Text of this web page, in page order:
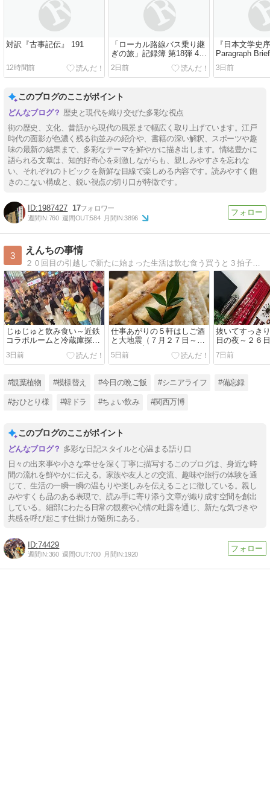
対訳『古事記伝』 191
12時間前
「ローカル路線バス乗り継
ぎの旅」記録簿 第18弾 4日
2日前
『日本文学史
Paragraph
の反応」②
3日前
このブログのここがポイント
歴史と現代を織り交ぜた多彩な視点
街の歴史、文化、昔話から現代の風景まで幅広く取り上げています。江戸
時代の面影が色濃く残る街並みの紹介や、書籍の深い解釈、スポーツや趣
味の最新の結果まで、多彩なテーマを鮮やかに描き出します。情緒豊かに
語られる文章は、知的好奇心を刺激しながらも、親しみやすさを忘れな
い、それぞれのトピックを新鮮な目線で楽しめる内容です。読みやすく飽
きのこない構成と、鋭い視点の切り口が特徴です。
1987427 17
週間IN:760 週間OUT:584 月間IN:3896
3
えんちの事情
じゅじゅと飲み食い～近鉄
コラボルームと冷蔵庫探し
～（７月２９日～３１日の
日記）
3日前
仕事あがりの５軒はしご酒
と大地震（７月２７日～２
８日の日記）
5日前
抜いてすっき
日の夜～２６
7日前
#観葉植物 #模様替え #今日の晩ご飯 #シニアライフ #備忘録
#おひとり様 #韓ドラ #ちょい飲み #関西万博
このブログのここがポイント
多彩な日記スタイルと心温まる語り口
日々の出来事や小さな幸せを深く丁寧に描写するこのブログは、身近な時
間の流れを鮮やかに伝える。家族や友人との交流、趣味や旅行の体験を通
じて、生活の一瞬一瞬の温もりや楽しみを伝えることに徹している。親し
みやすくも品のある表現で、読み手に寄り添う文章が織り成す空間を創出
している。細部にわたる日常の観察や心情の吐露を通じ、新たな気づきや
共感を呼び起こす仕掛けが随所にある。
74429
週間IN:360 週間OUT:700 月間IN:1920